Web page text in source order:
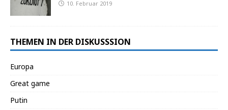
10. Februar 2019
THEMEN IN DER DISKUSSSION
Europa
Great game
Putin